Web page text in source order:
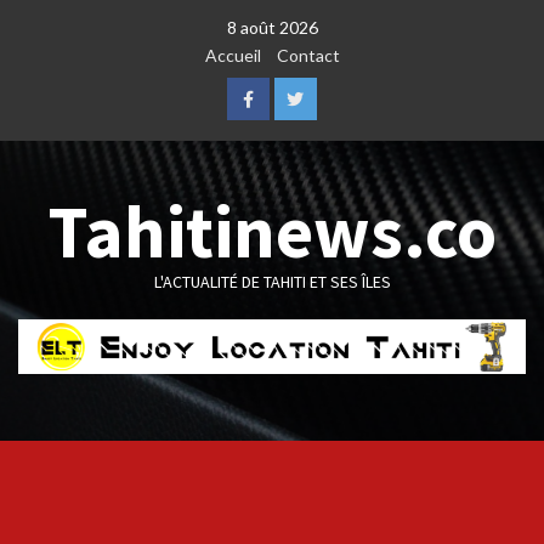
8 août 2026
Accueil
Contact
FacebookTwitter
Tahitinews.co
L'ACTUALITÉ DE TAHITI ET SES ÎLES